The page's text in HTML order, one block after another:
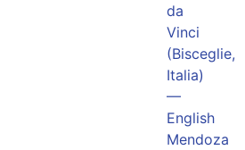
da
Vinci
(Bisceglie,
Italia)
—
English
Mendoza